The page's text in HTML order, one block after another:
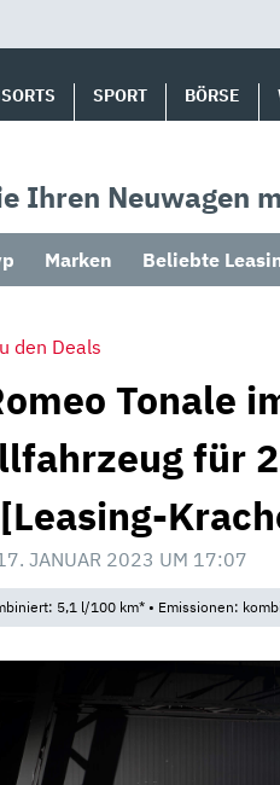
SPORT BÖRSE
Ihren Neuwagen
Marken Beliebte
den Deals
Tonale
für
JANUAR 2023 UM 17:07
5,1 l/100 km* • Emissionen: